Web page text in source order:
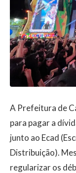
A Prefeitura de
para pagar a
junto ao Ecad
Distribuição).
regularizar os